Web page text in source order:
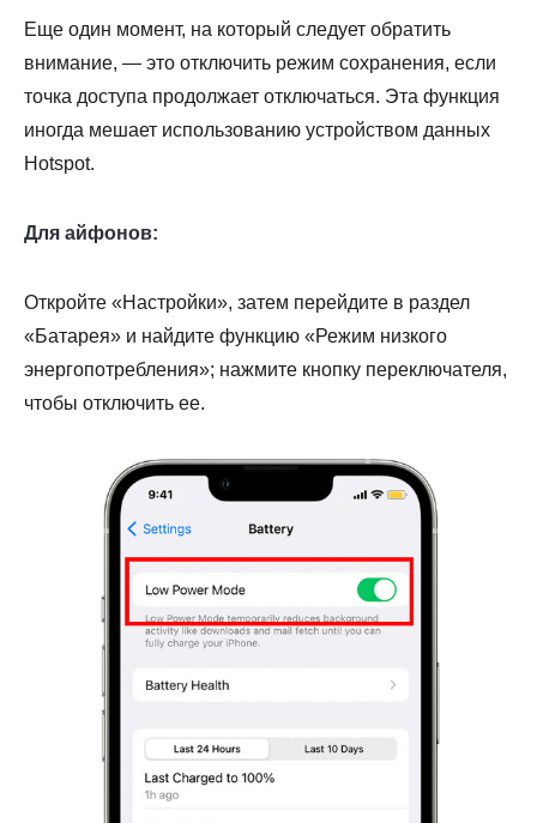
Еще один момент, на который следует обратить
внимание, — это отключить режим сохранения, если
точка доступа продолжает отключаться. Эта функция
иногда мешает использованию устройством данных
Hotspot.
Для айфонов:
Откройте «Настройки», затем перейдите в раздел
«Батарея» и найдите функцию «Режим низкого
энергопотребления»; нажмите кнопку переключателя,
чтобы отключить ее.